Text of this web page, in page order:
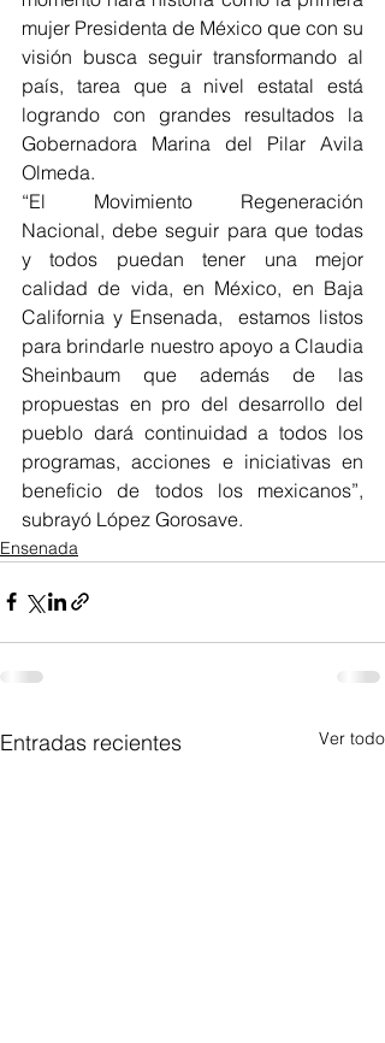
mujer Presidenta de México que con su
visión busca seguir transformando al
país, tarea que a nivel estatal está
logrando con grandes resultados la
Gobernadora Marina del Pilar Avila
Olmeda.
“El Movimiento Regeneración
Nacional, debe seguir para que todas
y todos puedan tener una mejor
calidad de vida, en México, en Baja
California y Ensenada,  estamos listos
para brindarle nuestro apoyo a Claudia
Sheinbaum que además de las
propuestas en pro del desarrollo del
pueblo dará continuidad a todos los
programas, acciones e iniciativas en
beneficio de todos los mexicanos”,
subrayó López Gorosave.
Ensenada
Entradas recientes Ver todo